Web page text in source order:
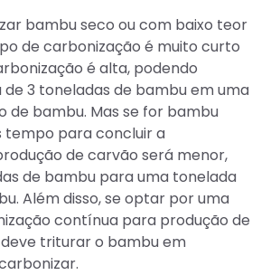
bambu seco ou com baixo teor
de carbonização é muito curto
é alta, podendo
3 toneladas de bambu em uma
de bambu. Mas se for bambu
tempo para concluir a
de carvão será menor,
de bambu para uma tonelada
Além disso, se optar por uma
contínua para produção de
triturar o bambu em